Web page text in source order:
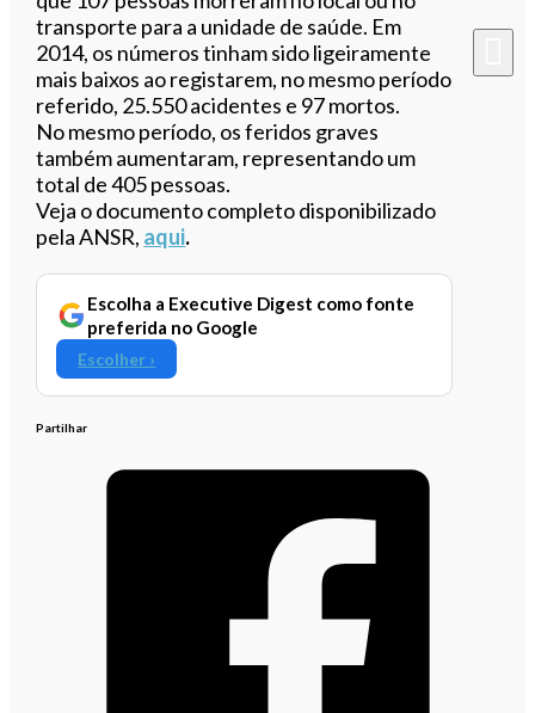
transporte para a unidade de saúde. Em
2014, os números tinham sido ligeiramente
mais baixos ao registarem, no mesmo período
referido, 25.550 acidentes e 97 mortos.
No mesmo período, os feridos graves
também aumentaram, representando um
total de 405 pessoas.
Veja o documento completo disponibilizado
pela ANSR, aqui.
Escolha a Executive Digest como fonte
preferida no Google
Escolher ›
Partilhar